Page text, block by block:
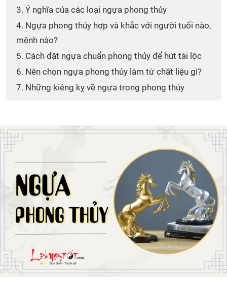
3. Ý nghĩa của các loại ngựa phong thủy
4. Ngựa phong thủy hợp và khắc với người tuổi nào,
mệnh nào?
5. Cách đặt ngựa chuẩn phong thủy để hút tài lộc
6. Nên chọn ngựa phong thủy làm từ chất liệu gì?
7. Những kiêng kỵ về ngựa trong phong thủy